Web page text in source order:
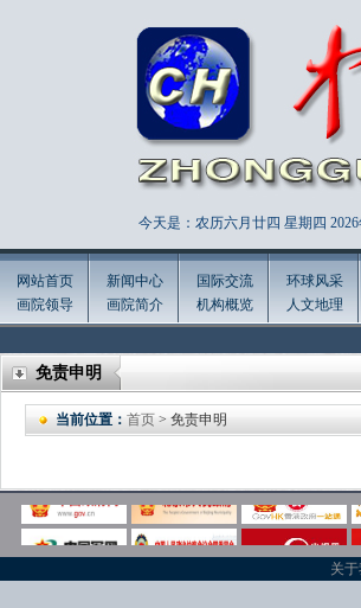
今天是：农历六月廿四 星期四
网站首页
画院领导
新闻中心
画院简介
国际交流
机构概览
环球风采
人文地理
免责申明
当前位置： 首页 > 免责申明
关